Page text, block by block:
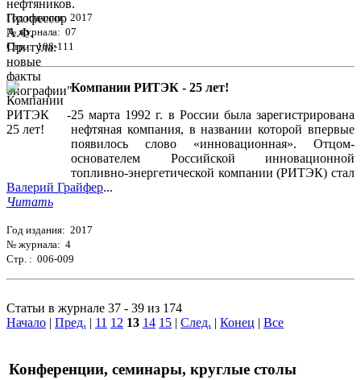
Год издания: 2017
№ журнала: 07
Стр. : 108-111
Компании РИТЭК - 25 лет!
25 марта 1992 г. в России была зарегистрирована
нефтяная компания, в названии которой впервые
появилось слово «инновационная». Отцом-
основателем Российской инновационной
топливно-энергетической компании (РИТЭК) стал
Валерий Грайфер...
Читать
Год издания: 2017
№ журнала: 4
Стр. : 006-009
Статьи в журнале 37 - 39 из 174
Начало | Пред. | 11 12 13 14 15 | След. | Конец | Все
Конференции, семинары, круглые столы